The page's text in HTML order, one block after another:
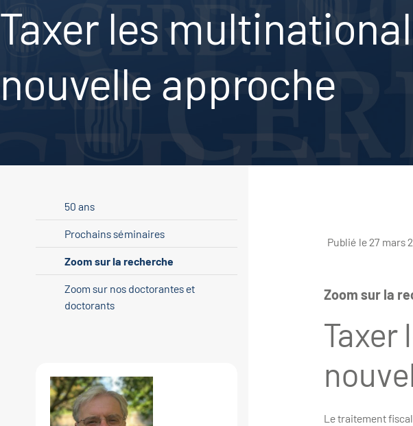
Taxer les
nouvelle approche
Publié le 27 mars
Zoom sur la
Taxer
Le traitement
50 ans
Prochains séminaires
Zoom sur la recherche
Zoom sur nos doctorantes et
doctorants